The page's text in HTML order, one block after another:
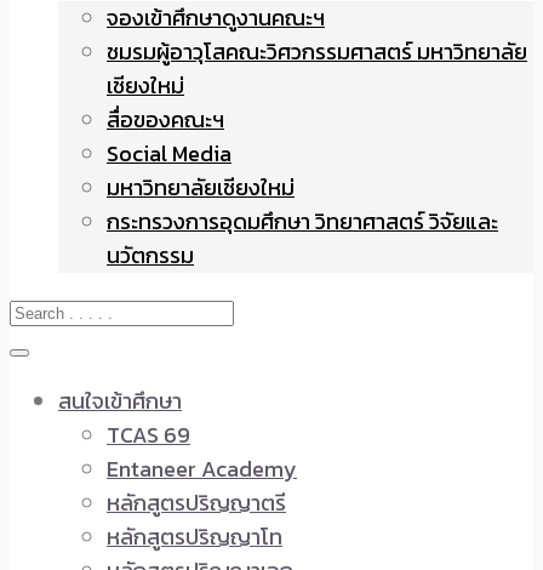
จองเข้าศึกษาดูงานคณะฯ
ชมรมผู้อาวุโสคณะวิศวกรรมศาสตร์ มหาวิทยาลัย
เชียงใหม่
สื่อของคณะฯ
Social Media
มหาวิทยาลัยเชียงใหม่
กระทรวงการอุดมศึกษา วิทยาศาสตร์ วิจัยและ
นวัตกรรม
สนใจเข้าศึกษา
TCAS 69
Entaneer Academy
หลักสูตรปริญญาตรี
หลักสูตรปริญญาโท